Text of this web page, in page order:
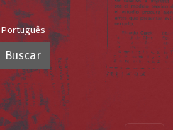
Pasar al contenido principal
Português